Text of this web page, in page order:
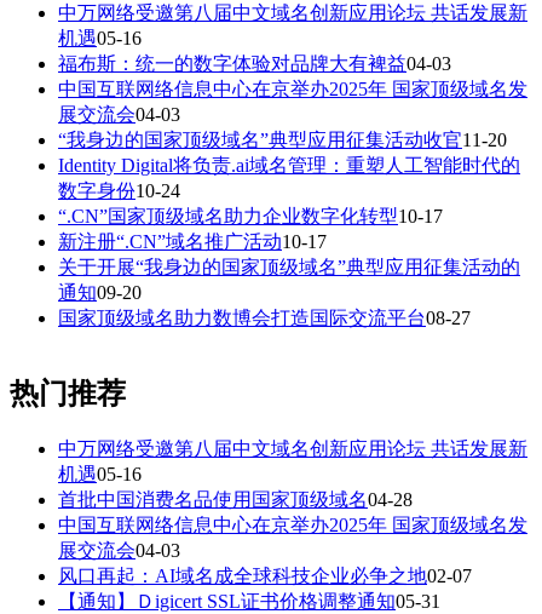
中万网络受邀第八届中文域名创新应用论坛 共话发展新
机遇05-16
福布斯：统一的数字体验对品牌大有裨益04-03
中国互联网络信息中心在京举办2025年 国家顶级域名发
展交流会04-03
“我身边的国家顶级域名”典型应用征集活动收官11-20
Identity Digital将负责.ai域名管理：重塑人工智能时代的
数字身份10-24
“.CN”国家顶级域名助力企业数字化转型10-17
新注册“.CN”域名推广活动10-17
关于开展“我身边的国家顶级域名”典型应用征集活动的
通知09-20
国家顶级域名助力数博会打造国际交流平台08-27
热门推荐
中万网络受邀第八届中文域名创新应用论坛 共话发展新
机遇05-16
首批中国消费名品使用国家顶级域名04-28
中国互联网络信息中心在京举办2025年 国家顶级域名发
展交流会04-03
风口再起：AI域名成全球科技企业必争之地02-07
【通知】Ｄigicert SSL证书价格调整通知05-31